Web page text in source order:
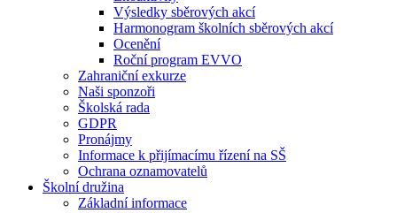
Výsledky sběrových akcí
Harmonogram školních sběrových akcí
Ocenění
Roční program EVVO
Zahraniční exkurze
Naši sponzoři
Školská rada
GDPR
Pronájmy
Informace k přijímacímu řízení na SŠ
Ochrana oznamovatelů
Školní družina
Základní informace